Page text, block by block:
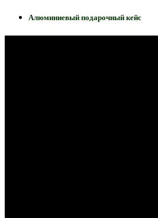
Алюминиевый подарочный кейс